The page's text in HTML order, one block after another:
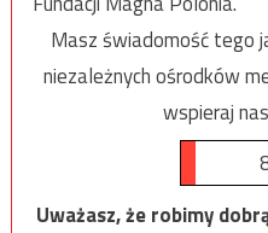
Masz świadomość tego
niezależnych ośrodków
wspieraj
Uważasz, że robimy